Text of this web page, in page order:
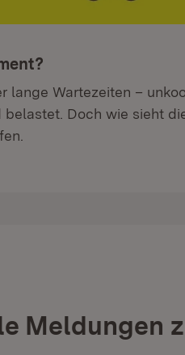
lange Wartezeiten –
Doch wie sieht
Meldungen